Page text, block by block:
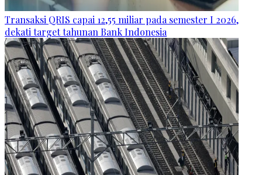
Transaksi QRIS capai 12,55 miliar pada semester I 2026,
dekati target tahunan Bank Indonesia